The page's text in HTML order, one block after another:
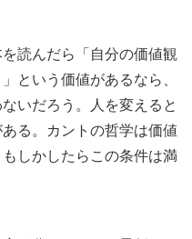
読んだら「自分の価値観
という価値があるなら、
いだろう。人を変えると
る。カントの哲学は価値
しかしたらこの条件は満